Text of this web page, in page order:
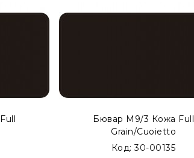
Бювар М9/3 Кожа Full
Grain/Cuoietto
Код: 30-00135